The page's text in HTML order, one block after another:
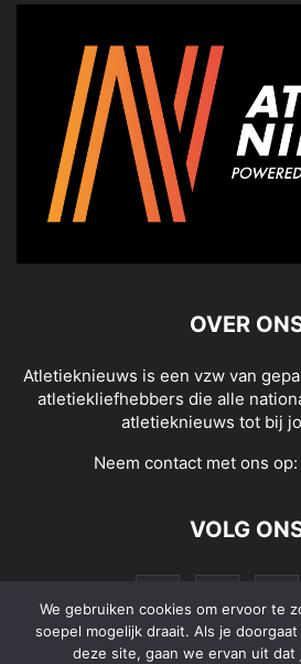
OVER
Atletieknieuws is een vzw van
atletiekliefhebbers die alle
atletieknieuws tot bij
Neem contact met ons op:
VOLG
We gebruiken cookies om ervoor te
soepel mogelijk draait. Als je
deze site, gaan we ervan uit dat